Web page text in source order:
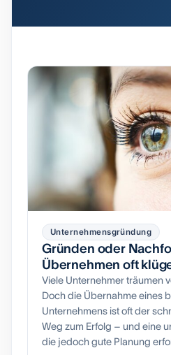
Unternehmensgründung
Gründen oder
Übernehmen oft
Viele Unternehmer träumen
Doch die Übernahme eines
Unternehmens ist oft der
Weg zum Erfolg – und eine
die jedoch gute Planung